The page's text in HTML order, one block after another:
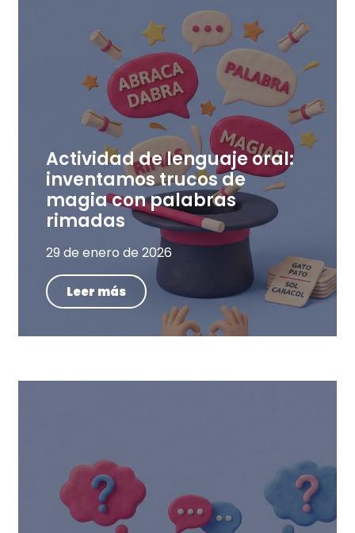
Actividad de lenguaje oral:
inventamos trucos de
magia con palabras
rimadas
29 de enero de 2026
Leer más